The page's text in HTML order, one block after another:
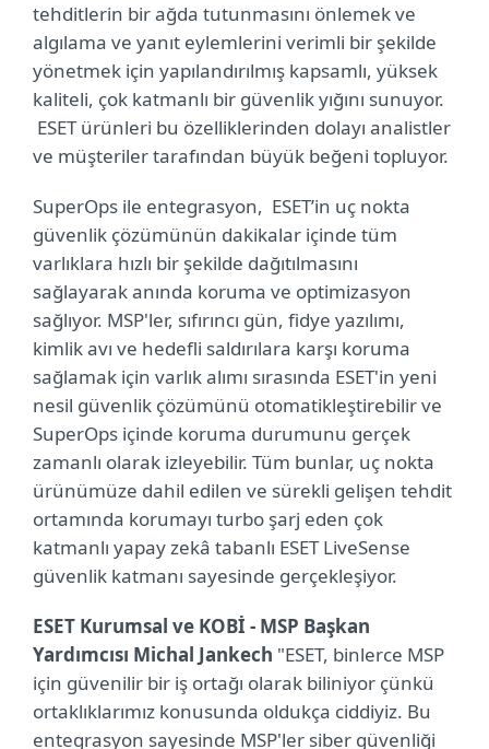
tehditlerin bir ağda tutunmasını önlemek ve
algılama ve yanıt eylemlerini verimli bir şekilde
yönetmek için yapılandırılmış kapsamlı, yüksek
kaliteli, çok katmanlı bir güvenlik yığını sunuyor.
ESET ürünleri bu özelliklerinden dolayı analistler
ve müşteriler tarafından büyük beğeni topluyor.
SuperOps ile entegrasyon, ESET’in uç nokta
güvenlik çözümünün dakikalar içinde tüm
varlıklara hızlı bir şekilde dağıtılmasını
sağlayarak anında koruma ve optimizasyon
sağlıyor. MSP'ler, sıfırıncı gün, fidye yazılımı,
kimlik avı ve hedefli saldırılara karşı koruma
sağlamak için varlık alımı sırasında ESET'in yeni
nesil güvenlik çözümünü otomatikleştirebilir ve
SuperOps içinde koruma durumunu gerçek
zamanlı olarak izleyebilir. Tüm bunlar, uç nokta
ürünümüze dahil edilen ve sürekli gelişen tehdit
ortamında korumayı turbo şarj eden çok
katmanlı yapay zekâ tabanlı ESET LiveSense
güvenlik katmanı sayesinde gerçekleşiyor.
ESET Kurumsal ve KOBİ - MSP Başkan
Yardımcısı Michal Jankech "ESET, binlerce MSP
için güvenilir bir iş ortağı olarak biliniyor çünkü
ortaklıklarımız konusunda oldukça ciddiyiz. Bu
entegrasyon sayesinde MSP'ler siber güvenliği